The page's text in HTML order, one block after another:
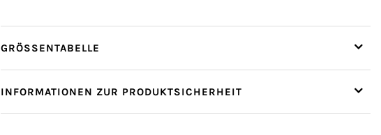
GRÖSSENTABELLE
INFORMATIONEN ZUR PRODUKTSICHERHEIT